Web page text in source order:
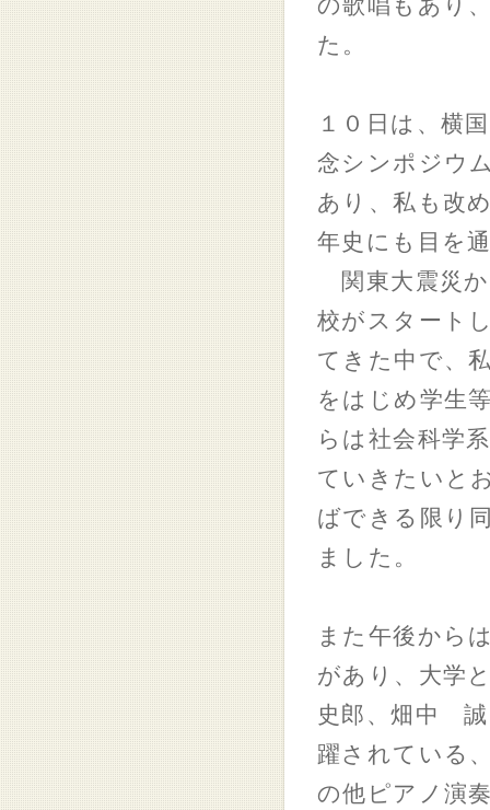
の歌唱もあり
た。
１０日は、横
念シンポジウ
あり、私も改
年史にも目を
関東大震災か
校がスタート
てきた中で、
をはじめ学生
らは社会科学
ていきたいと
ばできる限り
ました。
また午後から
があり、大学
史郎、畑中 誠
躍されている
の他ピアノ演